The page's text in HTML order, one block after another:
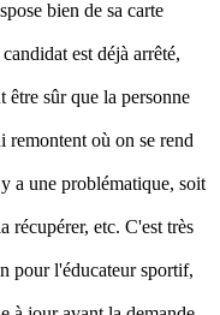
bien de sa carte
est déjà arrêté,
sûr que la personne
remontent où on se rend
a une problématique, soit
récupérer, etc. C'est très
pour l'éducateur sportif,